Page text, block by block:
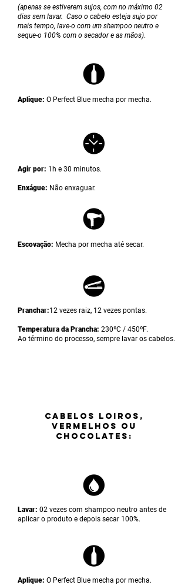
(apenas se estiverem sujos, com no máximo 02
dias sem lavar. Caso o cabelo esteja sujo por
mais tempo, lave-o com um shampoo neutro e
seque-o 100% com o secador e as mãos).
Aplique: O Perfect Blue mecha por mecha.
Agir por: 1h e 30 minutos.
Enxágue: Não enxaguar.
Escovação: Mecha por mecha até secar.
Pranchar:12 vezes raiz, 12 vezes pontas.
Temperatura da Prancha: 230ºC / 450ºF.
Ao término do processo, sempre lavar os cabelos.
CABELOS LOIROS,
VERMELHOS OU
CHOCOLATES:
Lavar: 02 vezes com shampoo neutro antes de
aplicar o produto e depois secar 100%.
Aplique: O Perfect Blue mecha por mecha.